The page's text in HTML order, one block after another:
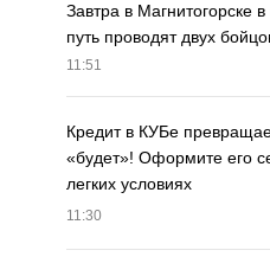
Завтра в Магнитогорске
путь проводят двух
11:51
Кредит в КУБе
«будет»! Оформите его
легких условиях
11:30